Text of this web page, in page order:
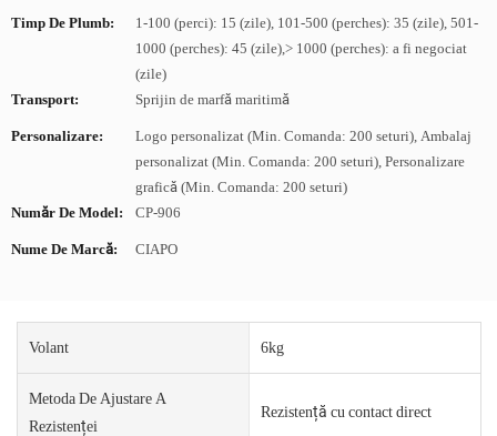
Timp De Plumb:
1-100 (perci): 15 (zile), 101-500 (perches): 35 (zile), 501-
1000 (perches): 45 (zile),> 1000 (perches): a fi negociat
(zile)
Transport:
Sprijin de marfă maritimă
Personalizare:
Logo personalizat (Min. Comanda: 200 seturi), Ambalaj
personalizat (Min. Comanda: 200 seturi), Personalizare
grafică (Min. Comanda: 200 seturi)
Număr De Model:
CP-906
Nume De Marcă: CIAPO
Volant 6kg
Metoda De Ajustare A
Rezistenței
Rezistență cu contact direct